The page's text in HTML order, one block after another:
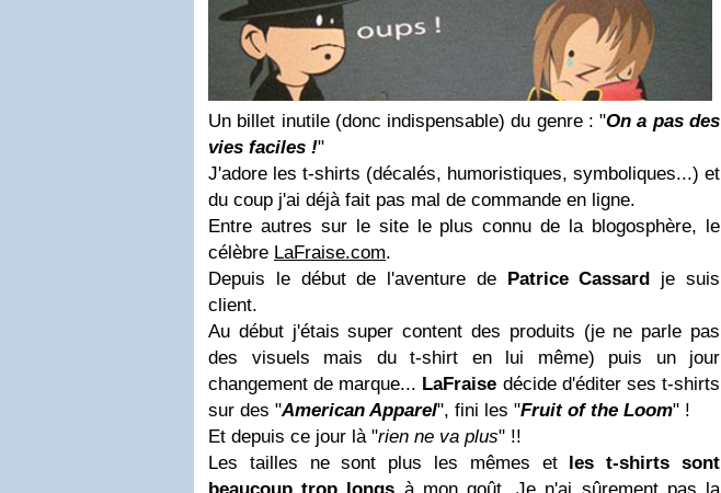
Un billet inutile (donc indispensable) du genre : "On a pas des
vies faciles !"
J'adore les t-shirts (décalés, humoristiques, symboliques...) et
du coup j'ai déjà fait pas mal de commande en ligne.
Entre autres sur le site le plus connu de la blogosphère, le
célèbre LaFraise.com.
Depuis le début de l'aventure de Patrice Cassard je suis
client.
Au début j'étais super content des produits (je ne parle pas
des visuels mais du t-shirt en lui même) puis un jour
changement de marque... LaFraise décide d'éditer ses t-shirts
sur des "American Apparel", fini les "Fruit of the Loom" !
Et depuis ce jour là "rien ne va plus" !!
Les tailles ne sont plus les mêmes et les t-shirts sont
beaucoup trop longs à mon goût. Je n'ai sûrement pas la